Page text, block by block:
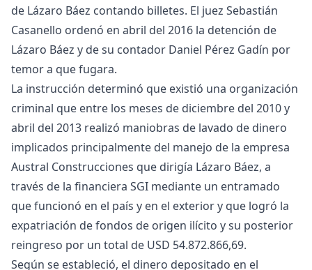
de Lázaro Báez contando billetes. El juez Sebastián
Casanello ordenó en abril del 2016 la detención de
Lázaro Báez y de su contador Daniel Pérez Gadín por
temor a que fugara.
La instrucción determinó que existió una organización
criminal que entre los meses de diciembre del 2010 y
abril del 2013 realizó maniobras de lavado de dinero
implicados principalmente del manejo de la empresa
Austral Construcciones que dirigía Lázaro Báez, a
través de la financiera SGI mediante un entramado
que funcionó en el país y en el exterior y que logró la
expatriación de fondos de origen ilícito y su posterior
reingreso por un total de USD 54.872.866,69.
Según se estableció, el dinero depositado en el